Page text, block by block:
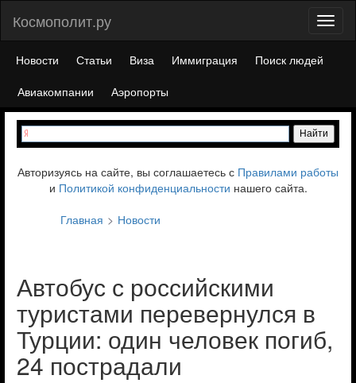
Космополит.ру
Новости Статьи Виза Иммиграция
Поиск людей
Авиакомпании
Аэропорты
Авторизуясь на сайте, вы соглашаетесь с Правилами работы
и Политикой конфиденциальности нашего сайта.
Главная
Новости
Автобус с российскими
туристами перевернулся в
Турции: один человек погиб,
24 пострадали